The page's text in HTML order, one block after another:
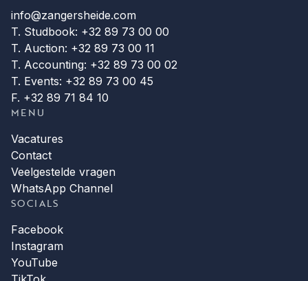
info@zangersheide.com
T. Studbook: +32 89 73 00 00
T. Auction: +32 89 73 00 11
T. Accounting: +32 89 73 00 02
T. Events: +32 89 73 00 45
F. +32 89 71 84 10
MENU
Vacatures
Contact
Veelgestelde vragen
WhatsApp Channel
SOCIALS
Facebook
Instagram
YouTube